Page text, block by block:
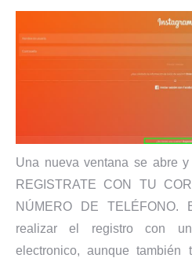
Una nueva ventana se abre
REGISTRATE CON TU
NÚMERO DE
realizar el registro con
electronico, aunque